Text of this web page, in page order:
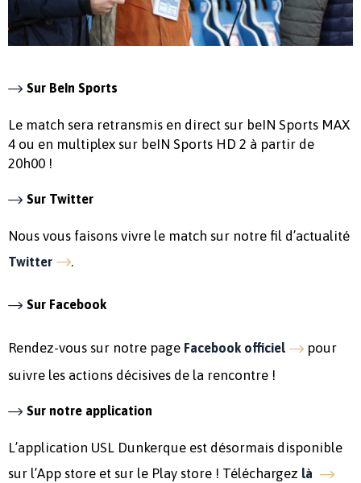
Sur BeIn Sports
Le match sera retransmis en direct sur beIN Sports MAX
4 ou en multiplex sur beIN Sports HD 2 à partir de
20h00 !
Sur Twitter
Nous vous faisons vivre le match sur notre fil d’actualité
Twitter .
Sur Facebook
Rendez-vous sur notre page Facebook officiel
pour
suivre les actions décisives de la rencontre !
Sur notre application
L’application USL Dunkerque est désormais disponible
sur l’App store et sur le Play store ! Téléchargez là